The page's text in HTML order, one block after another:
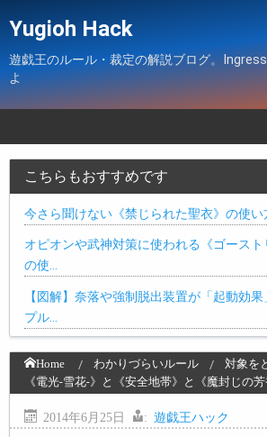
Yugioh Hack
遊戯王のルール・裁定の解説ブログ。
よ
こちらもおすすめです
今さら聞けない《禁じられた聖衣》の使い
オピオンや武神対策に使われる《ゴースト
の使…
【図解】奈落や強制脱出装置が「起動効
プル…
Home わかりづらいルール
対象を
《電光-雪花-》と《安全地帯》と《魔封じの芳
2014年6月25日 : 遊戯王ハック